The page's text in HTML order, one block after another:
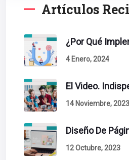
Artículos
4 Enero, 2024
14 Noviembre, 2023
12 Octubre, 2023